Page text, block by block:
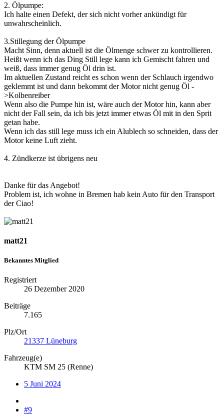
2. Ölpumpe:
Ich halte einen Defekt, der sich nicht vorher ankündigt für
unwahrscheinlich.
3.Stillegung der Ölpumpe
Macht Sinn, denn aktuell ist die Ölmenge schwer zu kontrollieren.
Heißt wenn ich das Ding Still lege kann ich Gemischt fahren und
weiß, dass immer genug Öl drin ist.
Im aktuellen Zustand reicht es schon wenn der Schlauch irgendwo
geklemmt ist und dann bekommt der Motor nicht genug Öl -
>Kolbenreiber
Wenn also die Pumpe hin ist, wäre auch der Motor hin, kann aber
nicht der Fall sein, da ich bis jetzt immer etwas Öl mit in den Sprit
getan habe.
Wenn ich das still lege muss ich ein Alublech so schneiden, dass der
Motor keine Luft zieht.
4. Zündkerze ist übrigens neu
Danke für das Angebot!
Problem ist, ich wohne in Bremen hab kein Auto für den Transport
der Ciao!
matt21
Bekanntes Mitglied
Registriert
26 Dezember 2020
Beiträge
7.165
Plz/Ort
21337 Lüneburg
Fahrzeug(e)
KTM SM 25 (Renne)
5 Juni 2024
#9